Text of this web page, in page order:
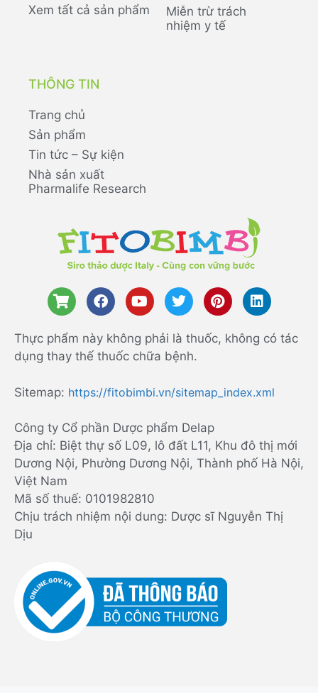
Xem tất cả sản phẩm
Miễn trừ trách
nhiệm y tế
THÔNG TIN
Trang chủ
Sản phẩm
Tin tức – Sự kiện
Nhà sản xuất
Pharmalife Research
Thực phẩm này không phải là thuốc, không có tác
dụng thay thế thuốc chữa bệnh.
Sitemap: https://fitobimbi.vn/sitemap_index.xml
Công ty Cổ phần Dược phẩm Delap
Địa chỉ: Biệt thự số L09, lô đất L11, Khu đô thị mới
Dương Nội, Phường Dương Nội, Thành phố Hà Nội,
Việt Nam
Mã số thuế: 0101982810
Chịu trách nhiệm nội dung: Dược sĩ Nguyễn Thị
Dịu